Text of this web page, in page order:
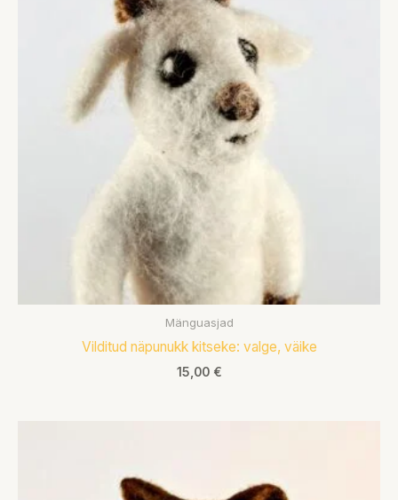
Mänguasjad
Vilditud näpunukk kitseke: valge, väike
15,00 €